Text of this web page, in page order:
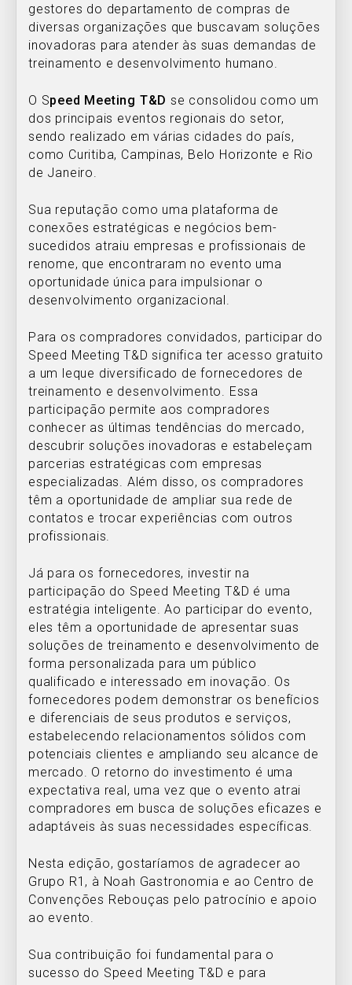
gestores do departamento de compras de
diversas organizações que buscavam soluções
inovadoras para atender às suas demandas de
treinamento e desenvolvimento humano.
O Speed Meeting T&Dse consolidou como um
dos principais eventos regionais do setor,
sendo realizado em várias cidades do país,
como Curitiba, Campinas, Belo Horizonte e Rio
de Janeiro.
Sua reputação como uma plataforma de
conexões estratégicas e negócios bem-
sucedidos atraiu empresas e profissionais de
renome, que encontraram no evento uma
oportunidade única para impulsionar o
desenvolvimento organizacional.
Para os compradores convidados, participar do
Speed Meeting T&D significa ter acesso gratuito
a um leque diversificado de fornecedores de
treinamento e desenvolvimento. Essa
participação permite aos compradores
conhecer as últimas tendências do mercado,
descubrir soluções inovadoras e estabeleçam
parcerias estratégicas com empresas
especializadas. Além disso, os compradores
têm a oportunidade de ampliar sua rede de
contatos e trocar experiências com outros
profissionais.
Já para os fornecedores, investir na
participação do Speed Meeting T&D é uma
estratégia inteligente. Ao participar do evento,
eles têm a oportunidade de apresentar suas
soluções de treinamento e desenvolvimento de
forma personalizada para um público
qualificado e interessado em inovação. Os
fornecedores podem demonstrar os benefícios
e diferenciais de seus produtos e serviços,
estabelecendo relacionamentos sólidos com
potenciais clientes e ampliando seu alcance de
mercado. O retorno do investimento é uma
expectativa real, uma vez que o evento atrai
compradores em busca de soluções eficazes e
adaptáveis às suas necessidades específicas.
Nesta edição, gostaríamos de agradecer ao
Grupo R1, à Noah Gastronomia e ao Centro de
Convenções Rebouças pelo patrocínio e apoio
ao evento.
Sua contribuição foi fundamental para o
sucesso do Speed Meeting T&D e para